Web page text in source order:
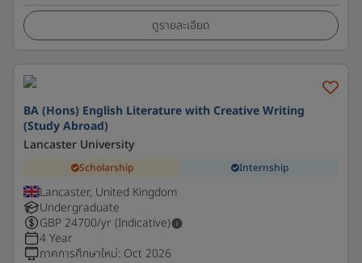
ดูรายละเอียด
BA (Hons) English Literature with Creative Writing
(Study Abroad)
Lancaster University
Scholarship Internship
Lancaster, United Kingdom
Undergraduate
GBP 24700/yr (Indicative)
4 Year
ภาคการศึกษาใหม่: Oct 2026